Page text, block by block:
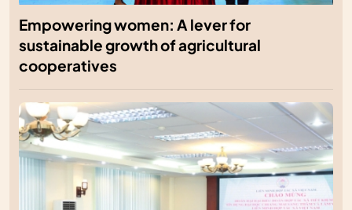
Empowering women: A lever for
sustainable growth of agricultural
cooperatives